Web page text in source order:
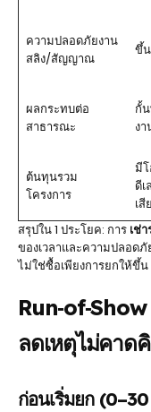
ความปลอดภัยงาน
สลิง/สัญญาณ
ขึ้
ผลกระทบต่อ
สาธารณะ
กั้
งา
ต้นทุนรวม
โครงการ
มี
ดี
เ
สรุปใน 1 ประโยค: การ เช่
ของเวลาและความปลอดภั
ไม่ใช่ซื้อเพียงการยกให้ขึ้น
ลดเหตุไม่คาด
ก่อนเริ่มยก